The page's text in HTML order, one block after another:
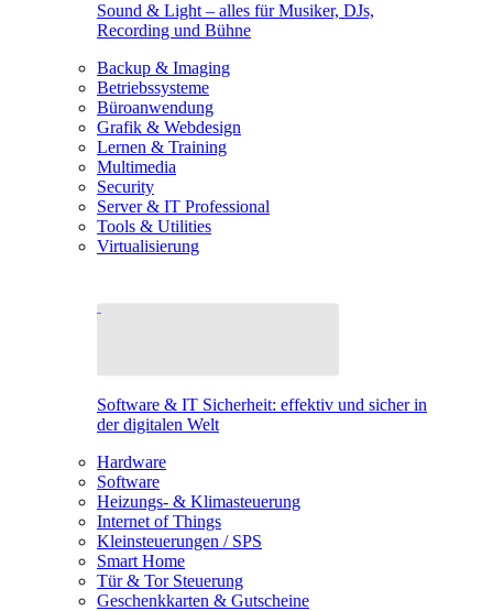
Sound & Light – alles für Musiker, DJs,
Recording und Bühne
Backup & Imaging
Betriebssysteme
Büroanwendung
Grafik & Webdesign
Lernen & Training
Multimedia
Security
Server & IT Professional
Tools & Utilities
Virtualisierung
Software & IT Sicherheit: effektiv und sicher in
der digitalen Welt
Hardware
Software
Heizungs- & Klimasteuerung
Internet of Things
Kleinsteuerungen / SPS
Smart Home
Tür & Tor Steuerung
Geschenkkarten & Gutscheine